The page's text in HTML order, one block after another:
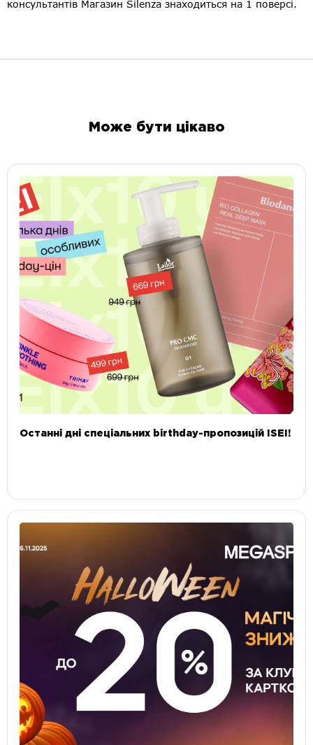
консультантів Магазин Silenza знаходиться на 1 поверсі.
Може бути цікаво
Останні дні спеціальних birthday-пропозицій ISEI!